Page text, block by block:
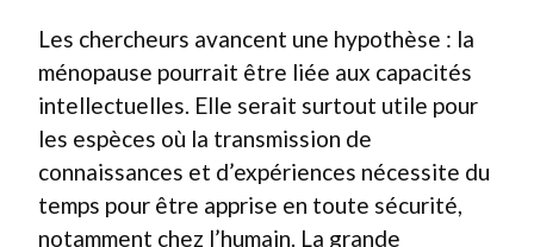
Les chercheurs avancent une hypothèse : la
ménopause pourrait être liée aux capacités
intellectuelles. Elle serait surtout utile pour
les espèces où la transmission de
connaissances et d’expériences nécessite du
temps pour être apprise en toute sécurité,
notamment chez l’humain. La grande